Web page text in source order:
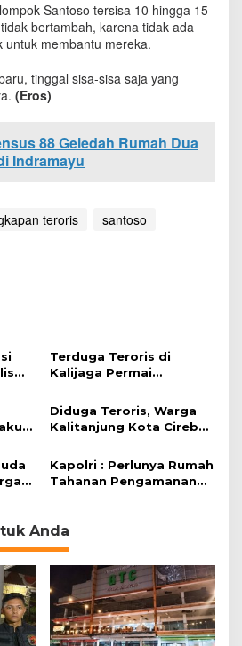
Santoso tersisa 10 hingga 15
bertambah, karena tidak ada
untuk membantu mereka.
tinggal sisa-sisa saja yang
(Eros)
88 Geledah Rumah Dua
Indramayu
teroris
santoso
Terduga Teroris di
Kalijaga Permai
Motor
Diduga Teroris, Warga
Kalitanjung Kota Cirebon
Kapolri : Perlunya Rumah
Tahanan Pengamanan
Anda